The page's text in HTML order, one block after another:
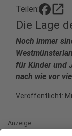
Teilen: open_in_new
Die Lage
Noch immer
für Kinder und
nach wie vor
Veröffentlicht:
Anzeige